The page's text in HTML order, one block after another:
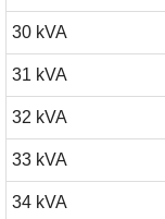
30 kVA
31 kVA
32 kVA
33 kVA
34 kVA